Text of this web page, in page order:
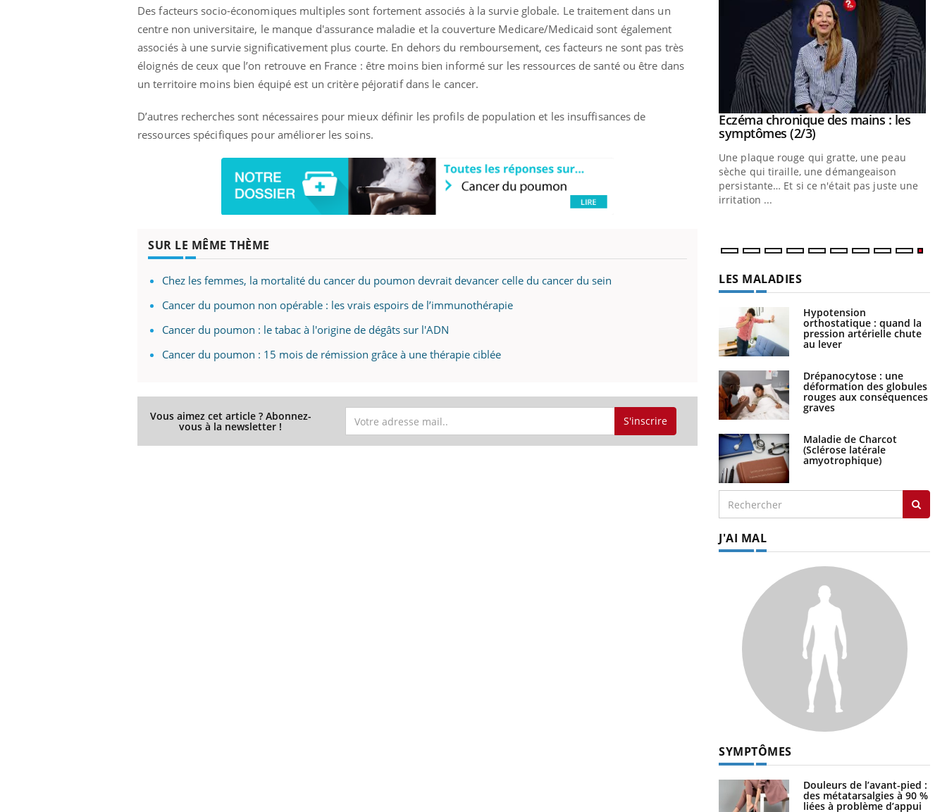
Des facteurs socio-économiques multiples sont fortement associés à la survie globale. Le traitement dans un
centre non universitaire, le manque d'assurance maladie et la couverture Medicare/Medicaid sont également
associés à une survie significativement plus courte. En dehors du remboursement, ces facteurs ne sont pas très
éloignés de ceux que l’on retrouve en France : être moins bien informé sur les ressources de santé ou être dans
un territoire moins bien équipé est un critère péjoratif dans le cancer.
D’autres recherches sont nécessaires pour mieux définir les profils de population et les insuffisances de
ressources spécifiques pour améliorer les soins.
SUR LE MÊME THÈME
Chez les femmes, la mortalité du cancer du poumon devrait devancer celle du cancer du sein
Cancer du poumon non opérable : les vrais espoirs de l’immunothérapie
Cancer du poumon : le tabac à l'origine de dégâts sur l'ADN
Cancer du poumon : 15 mois de rémission grâce à une thérapie ciblée
Vous aimez cet article ? Abonnez-
vous à la newsletter ! S'inscrire
COUP DE FOOD sur le diabèteYoutube
Coup de food sur le diabète, c'est votre
nouveau rendez-vous culinaire qui
bouscule les idées reçues ! Dans cet
Youtube
Quand l’entreprise mise sur le bien
être globalYoutube
"Les rendez-vous de la santé et de la
qualité de vie au travail" de Pourquoi
Docteur reçoivent Régis Blugeon, DRH et
directeur ...
Youtube
Eczéma chronique des mains : au
dermatologue à Paris, vous explique
comment protéger vos mains au quotidien
Youtube
Eczéma chronique des mains : les
symptômes (2/3)Youtube
Une plaque rouge qui gratte, une peau
sèche qui tiraille, une démangeaison
persistante… Et si ce n'était pas juste une
irritation ...
LES MALADIES
Hypotension
orthostatique : quand la
pression artérielle chute
au lever
Drépanocytose : une
déformation des globules
rouges aux conséquences
graves
Maladie de Charcot
(Sclérose latérale
amyotrophique)
J'AI MAL
SYMPTÔMES
Douleurs de l’avant-pied :
des métatarsalgies à 90 %
liées à problème d’appui